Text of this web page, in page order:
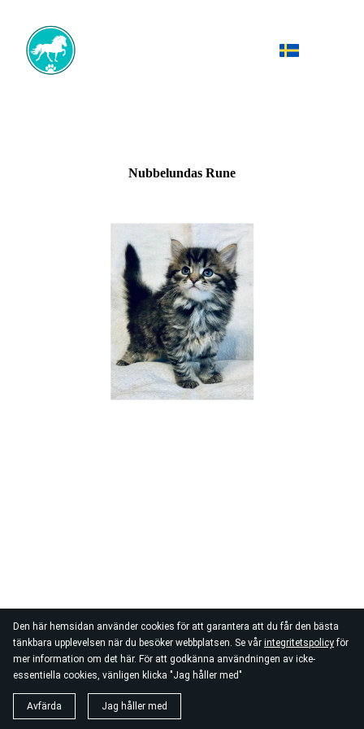
Den här hemsidan använder cookies för att garantera att du får den bästa
tänkbara upplevelsen när du besöker webbplatsen. Se vår integritetspolicyför
mer information om det här. För att godkänna användningen av icke-
essentiella cookies, vänligen klicka "Jag håller med"
Avfärda Jag håller med
Nubbelundas Rune